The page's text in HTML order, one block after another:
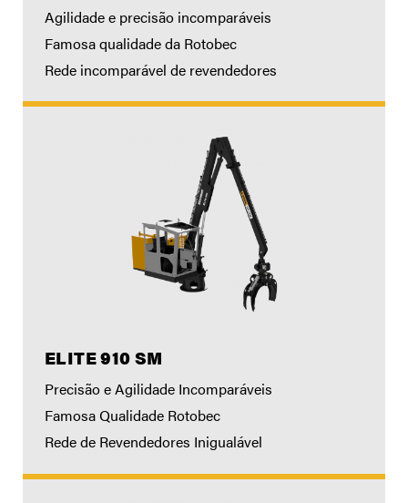
Agilidade e precisão incomparáveis
Famosa qualidade da Rotobec
Rede incomparável de revendedores
ELITE 910 SM
Precisão e Agilidade Incomparáveis
Famosa Qualidade Rotobec
Rede de Revendedores Inigualável